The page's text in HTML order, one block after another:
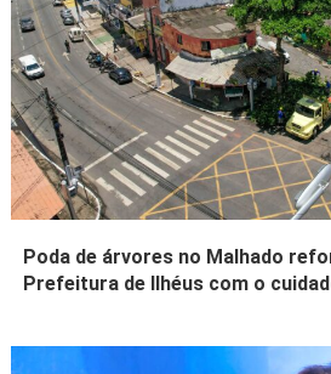
Poda de árvores no Malhado
Prefeitura de Ilhéus com o